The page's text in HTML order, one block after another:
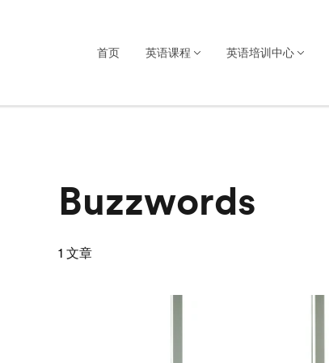
首页 英语课程 英语培训中心
Buzzwords
1 文章